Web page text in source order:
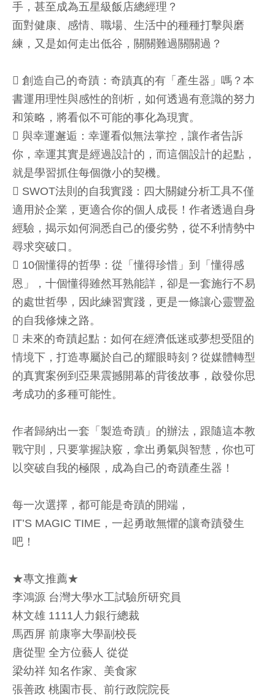
手，甚至成為五星級飯店總經理？
面對健康、感情、職場、生活中的種種打擊與磨
練，又是如何走出低谷，關關難過關關過？
 創造自己的奇蹟：奇蹟真的有「產生器」嗎？本
書運用理性與感性的剖析，如何透過有意識的努力
和策略，將看似不可能的事化為現實。
 與幸運邂逅：幸運看似無法掌控，讓作者告訴
你，幸運其實是經過設計的，而這個設計的起點，
就是學習抓住每個微小的契機。
 SWOT法則的自我實踐：四大關鍵分析工具不僅
適用於企業，更適合你的個人成長！作者透過自身
經驗，揭示如何洞悉自己的優劣勢，從不利情勢中
尋求突破口。
 10個懂得的哲學：從「懂得珍惜」到「懂得感
恩」，十個懂得雖然耳熟能詳，卻是一套施行不易
的處世哲學，因此練習實踐，更是一條讓心靈豐盈
的自我修煉之路。
 未來的奇蹟起點：如何在經濟低迷或夢想受阻的
情境下，打造專屬於自己的耀眼時刻？從媒體轉型
的真實案例到亞果震撼開幕的背後故事，啟發你思
考成功的多種可能性。
作者歸納出一套「製造奇蹟」的辦法，跟隨這本教
戰守則，只要掌握訣竅，拿出勇氣與智慧，你也可
以突破自我的極限，成為自己的奇蹟產生器！
每一次選擇，都可能是奇蹟的開端，
IT’S MAGIC TIME，一起勇敢無懼的讓奇蹟發生
吧！
★專文推薦★
李鴻源 台灣大學水工試驗所研究員
林文雄 1111人力銀行總裁
馬西屏 前康寧大學副校長
唐從聖 全方位藝人 從從
梁幼祥 知名作家、美食家
張善政 桃園市長、前行政院院長